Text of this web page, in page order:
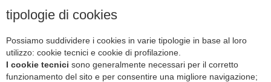
tipologie di cookies
Possiamo suddividere i cookies in varie tipologie in base al loro
utilizzo: cookie tecnici e cookie di profilazione.
I cookie tecnici sono generalmente necessari per il corretto
funzionamento del sito e per consentire una migliore navigazione;